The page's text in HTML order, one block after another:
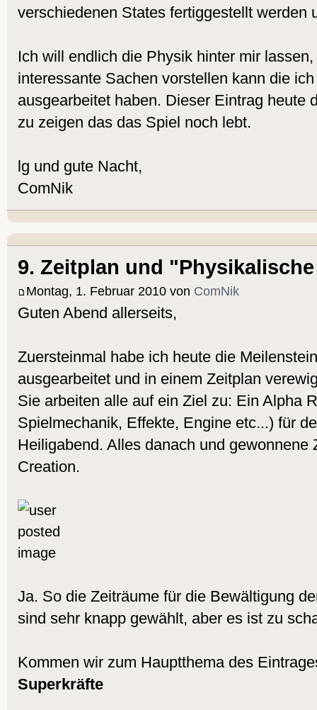
verschiedenen States fertiggestellt werden
Ich will endlich die Physik hinter mir
interessante Sachen vorstellen kann die
ausgearbeitet haben. Dieser Eintrag heute
zu zeigen das das Spiel noch lebt.
lg und gute Nacht,
ComNik
9. Zeitplan und
Montag, 1. Februar 2010 von ComNik
Guten Abend allerseits,
Zuersteinmal habe ich heute die
ausgearbeitet und in einem Zeitplan
Sie arbeiten alle auf ein Ziel zu: Ein Alpha
Spielmechanik, Effekte, Engine etc...) für
Heiligabend. Alles danach und gewonnene
Creation.
Ja. So die Zeiträume für die Bewältigung
sind sehr knapp gewählt, aber es ist zu
Kommen wir zum Hauptthema des
Superkräfte